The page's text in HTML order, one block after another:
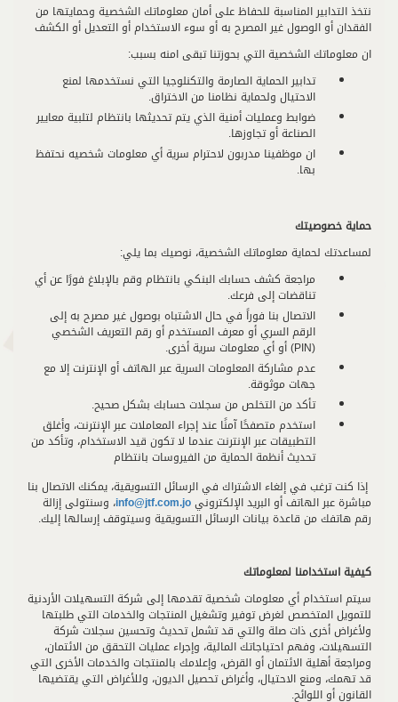
نتخذ التدابير المناسبة للحفاظ على أمان معلوماتك الشخصية وحمايتها من
الفقدان أو الوصول غير المصرح به أو سوء الاستخدام أو التعديل أو الكشف
ان معلوماتك الشخصية التي بحوزتنا تبقى امنه بسبب:
تدابير الحماية الصارمة والتكنلوجيا التي نستخدمها لمنع
الاحتيال ولحماية نظامنا من الاختراق.
ضوابط وعمليات أمنية الذي يتم تحديثها بانتظام لتلبية معايير
الصناعة أو تجاوزها.
ان موظفينا مدربون لاحترام سرية أي معلومات شخصيه نحتفظ
بها.
حماية خصوصيتك
لمساعدتك لحماية معلوماتك الشخصية، نوصيك بما يلي:
مراجعة كشف حسابك البنكي بانتظام وقم بالإبلاغ فورًا عن أي
تناقضات إلى فرعك.
الاتصال بنا فوراً في حال الاشتباه بوصول غير مصرح به إلى
الرقم السري أو معرف المستخدم أو رقم التعريف الشخصي
(PIN) أو أي معلومات سرية أخرى.
عدم مشاركة المعلومات السرية عبر الهاتف أو الإنترنت إلا مع
جهات موثوقة.
تأكد من التخلص من سجلات حسابك بشكل صحيح.
استخدم متصفحًا آمنًا عند إجراء المعاملات عبر الإنترنت، وأغلق
التطبيقات عبر الإنترنت عندما لا تكون قيد الاستخدام، وتأكد من
تحديث أنظمة الحماية من الفيروسات بانتظام
إذا كنت ترغب في إلغاء الاشتراك في الرسائل التسويقية، يمكنك الاتصال بنا
مباشرة عبر الهاتف أو البريد الإلكترونيinfo@jtf.com.jo، وسنتولى إزالة
رقم هاتفك من قاعدة بيانات الرسائل التسويقية وسيتوقف إرسالها إليك.
كيفية استخدامنا لمعلوماتك
سيتم استخدام أي معلومات شخصية تقدمها إلى شركة التسهيلات الأردنية
للتمويل المتخصص لغرض توفير وتشغيل المنتجات والخدمات التي طلبتها
ولأغراض أخرى ذات صلة والتي قد تشمل تحديث وتحسين سجلات شركة
التسهيلات، وفهم احتياجاتك المالية، وإجراء عمليات التحقق من الائتمان،
ومراجعة أهلية الائتمان أو القرض، وإعلامك بالمنتجات والخدمات الأخرى التي
قد تهمك، ومنع الاحتيال، وأغراض تحصيل الديون، وللأغراض التي يقتضيها
القانون أو اللوائح.